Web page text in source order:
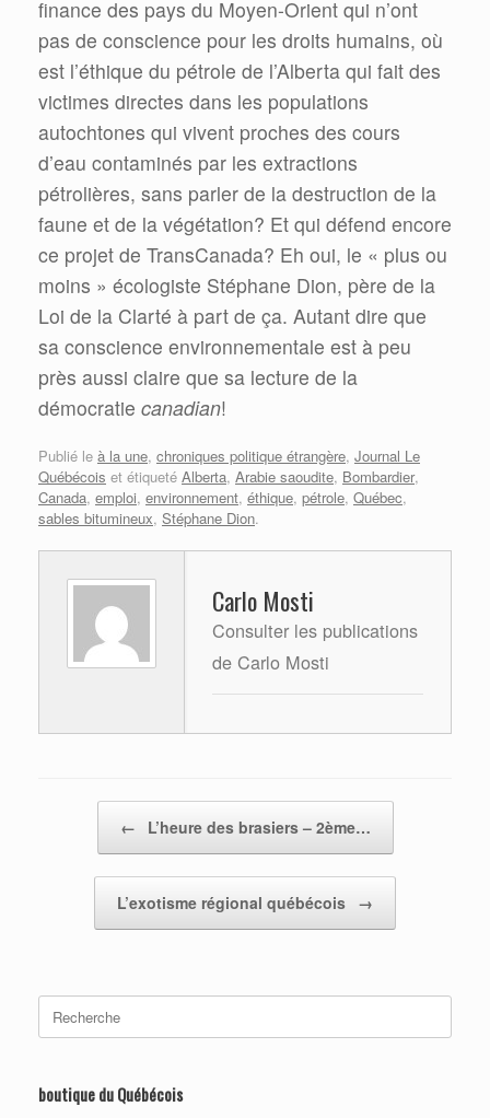
finance des pays du Moyen-Orient qui n’ont
pas de conscience pour les droits humains, où
est l’éthique du pétrole de l’Alberta qui fait des
victimes directes dans les populations
autochtones qui vivent proches des cours
d’eau contaminés par les extractions
pétrolières, sans parler de la destruction de la
faune et de la végétation? Et qui défend encore
ce projet de TransCanada? Eh oui, le « plus ou
moins » écologiste Stéphane Dion, père de la
Loi de la Clarté à part de ça. Autant dire que
sa conscience environnementale est à peu
près aussi claire que sa lecture de la
démocratie canadian!
Publié le à la une, chroniques politique étrangère, Journal Le
Québécois et étiqueté Alberta, Arabie saoudite, Bombardier,
Canada, emploi, environnement, éthique, pétrole, Québec,
sables bitumineux, Stéphane Dion.
Carlo Mosti
Consulter les publications
de Carlo Mosti
Post navigation
← L’heure des brasiers – 2ème…
L’exotisme régional québécois →
for:
boutique du Québécois